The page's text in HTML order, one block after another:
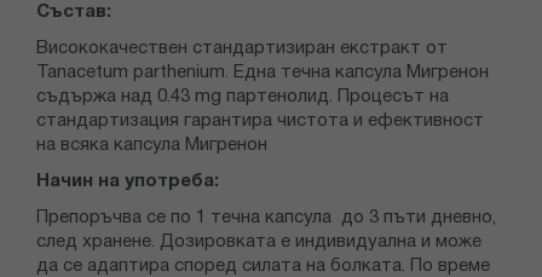
Състав:
Висококачествен стандартизиран екстракт от
Tanacetum parthenium. Една течна капсула Мигренон
съдържа над 0.43 mg партенолид. Процесът на
стандартизация гарантира чистота и ефективност
на всяка капсула Мигренон
Начин на употреба:
Препоръчва се по 1 течна капсула до 3 пъти дневно,
след хранене. Дозировката е индивидуална и може
да се адаптира според силата на болката. По време